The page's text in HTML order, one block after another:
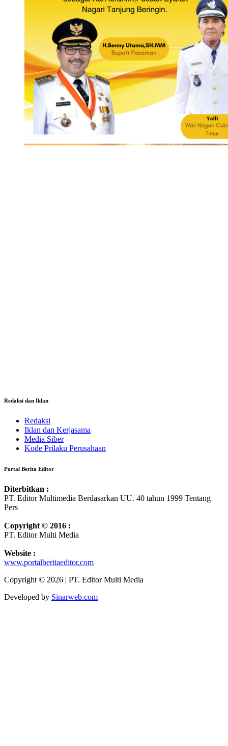
Redaksi dan Iklan
Redaksi
Iklan dan Kerjasama
Media Siber
Kode Prilaku Perusahaan
Portal Berita Editor
Diterbitkan :
PT. Editor Multimedia Berdasarkan UU. 40 tahun 1999 Tentang
Pers
Copyright © 2016 :
PT. Editor Multi Media
Website :
www.portalberitaeditor.com
Copyright © 2026 | PT. Editor Multi Media
Developed by Sinarweb.com